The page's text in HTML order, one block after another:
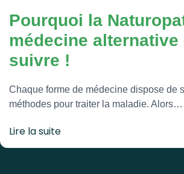
Pourquoi la
médecine alternative
suivre !
Chaque forme de médecine dispose de
méthodes pour traiter la maladie. Alors…
Lire la suite